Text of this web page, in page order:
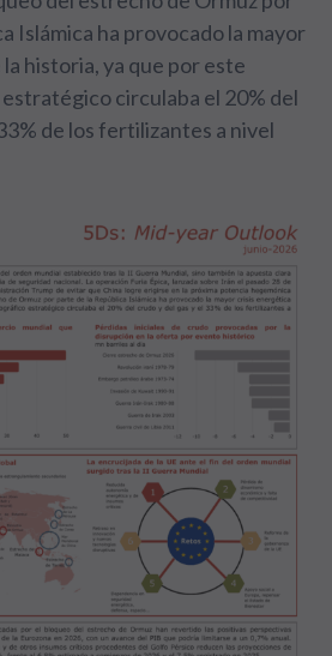
Islámica ha provocado la mayor
historia, ya que por este
circulaba el 20% del
de los fertilizantes a nivel